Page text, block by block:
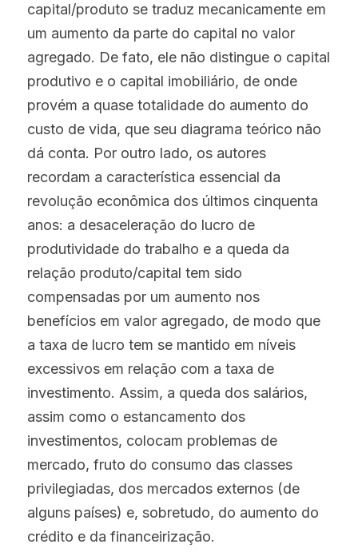
capital/produto se traduz mecanicamente em
um aumento da parte do capital no valor
agregado. De fato, ele não distingue o capital
produtivo e o capital imobiliário, de onde
provém a quase totalidade do aumento do
custo de vida, que seu diagrama teórico não
dá conta. Por outro lado, os autores
recordam a característica essencial da
revolução econômica dos últimos cinquenta
anos: a desaceleração do lucro de
produtividade do trabalho e a queda da
relação produto/capital tem sido
compensadas por um aumento nos
benefícios em valor agregado, de modo que
a taxa de lucro tem se mantido em níveis
excessivos em relação com a taxa de
investimento. Assim, a queda dos salários,
assim como o estancamento dos
investimentos, colocam problemas de
mercado, fruto do consumo das classes
privilegiadas, dos mercados externos (de
alguns países) e, sobretudo, do aumento do
crédito e da financeirização.